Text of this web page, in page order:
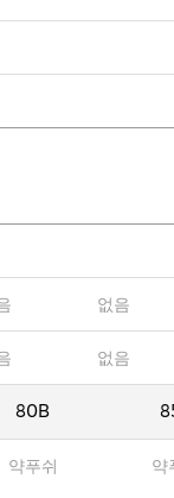
없음
없음
80B
약푸쉬 약